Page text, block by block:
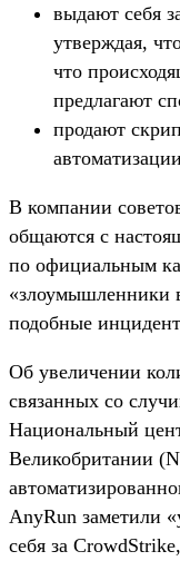
выдают себя
утверждая,
что
предлагают
продают
В компании
общаются с
по официальным
«злоумышленники
подобные
Об увеличении
связанных со
Национальный
Великобритании
AnyRun заметили
себя за